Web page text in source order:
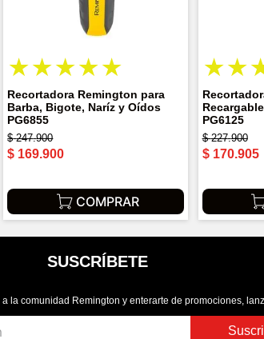
★★★★★
Recortadora Remington para
Barba, Bigote, Naríz y Oídos
PG6855
$ 247.900
$ 169.900
COMPRAR
★★
PG6125
$ 227.900
$ 170.905
SUSCRÍBETE
la comunidad Remington y enterarte de promociones,